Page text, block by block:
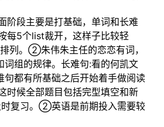
阶段主要是打基础，单词和长难
每5个list裁开，这样子比较轻
列。②朱伟朱主任的恋恋有词，
组的规律。长难句:看的何凯文
都有所基础之后开始着手做阅读
时候全部题目包括完型填空和新
时复习。②英语是前期投入需要较